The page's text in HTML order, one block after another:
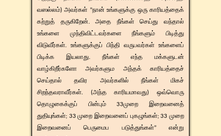
வஸல்லம்) அவர்கள் ”நான் உங்களுக்கு ஒரு காரியத்தைக்
கற்றுத் தருகிறேன். அதை நீங்கள் செய்து வந்தால்
உங்களை முந்திவிட்டவர்களை நீங்களும் பிடித்து
விடுவீர்கள். உங்களுக்குப் பிந்தி வருபவர்கள் உங்களைப்
பிடிக்க இயலாது. நீங்கள் எந்த மக்களுடன்
வாழ்கிறீர்களோ அவர்களும அந்தக் காரியத்தைச்
செய்தால் தவிர அவர்களில் நீங்கள் மிகச்
சிறந்தவராவீர்கள். (அந்த காரியமாவது) ஒவ்வொரு
தொழுகைக்குப் பின்பும் 33முறை இறைவனைத்
துதியுங்கள்; 33 முறை இறைவனைப் புகழுங்கள்; 33 முறை
இறைவனைப் பெருமைப படுத்துங்கள்” என்று